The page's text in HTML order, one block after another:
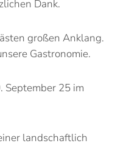
Dank.
großen Anklang.
Gastronomie.
September 25 im
landschaftlich